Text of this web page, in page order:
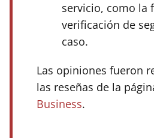
servicio, como la
verificación de
caso.
Las opiniones fueron
las reseñas de la
Business.